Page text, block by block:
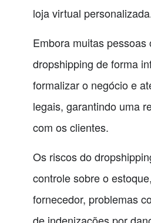
loja virtual
Embora muitas pessoas
dropshipping de forma
formalizar o negócio e
legais, garantindo uma
com os clientes.
Os riscos do
controle sobre o
fornecedor, problemas
de indenizações por